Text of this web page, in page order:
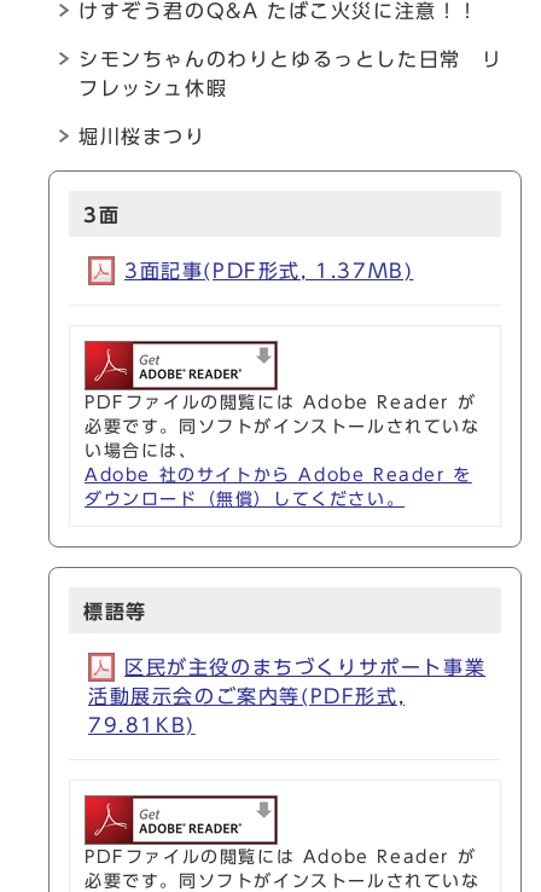
けすぞう君のQ&A たばこ火災に注意！！
シモンちゃんのわりとゆるっとした日常 リ
フレッシュ休暇
堀川桜まつり
3面
3面記事(PDF形式, 1.37MB)
PDFファイルの閲覧には Adobe Reader が
必要です。同ソフトがインストールされていな
い場合には、
Adobe 社のサイトから Adobe Reader を
ダウンロード（無償）してください。
標語等
区民が主役のまちづくりサポート事業
活動展示会のご案内等(PDF形式,
79.81KB)
PDFファイルの閲覧には Adobe Reader が
必要です。同ソフトがインストールされていな